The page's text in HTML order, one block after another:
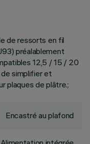
de ressorts en fil
préalablement
12,5 / 15 / 20
simplifier et
plaques de plâtre.;
Encastré au plafond